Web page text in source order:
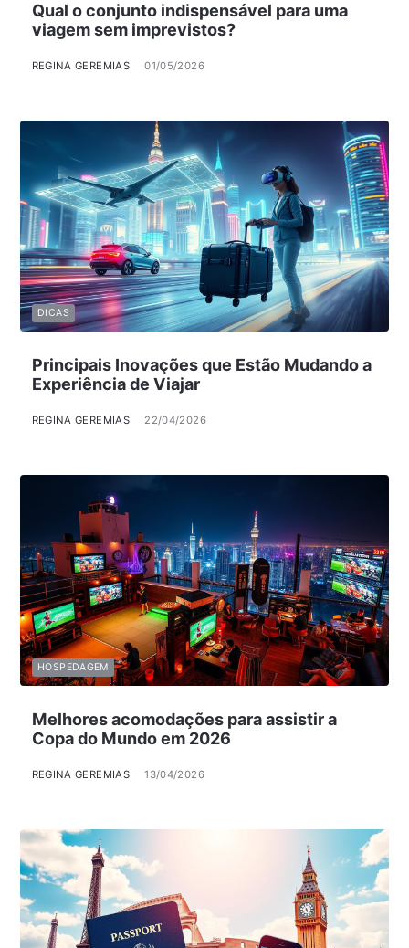
Qual o conjunto indispensável para uma
viagem sem imprevistos?
REGINA GEREMIAS 01/05/2026
Principais Inovações que Estão Mudando a
Experiência de Viajar
REGINA GEREMIAS 22/04/2026
DICAS
Melhores acomodações para assistir a
Copa do Mundo em 2026
REGINA GEREMIAS 13/04/2026
HOSPEDAGEM